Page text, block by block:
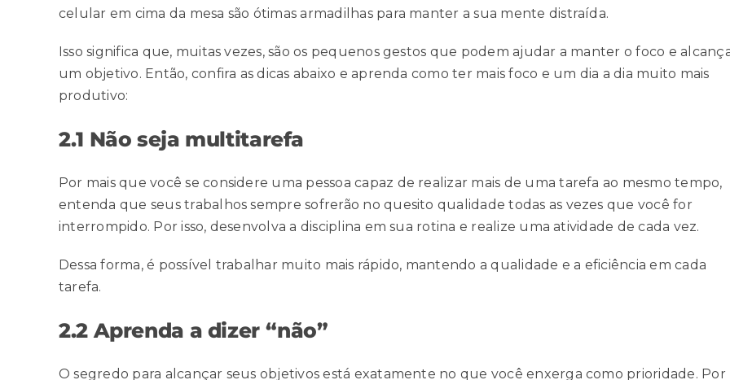
celular em cima da mesa são ótimas armadilhas para manter a sua mente distraída.
Isso significa que, muitas vezes, são os pequenos gestos que podem ajudar a manter o foco e
um objetivo. Então, confira as dicas abaixo e aprenda como ter mais foco e um dia a dia muito mais
produtivo:
2.1 Não seja multitarefa
Por mais que você se considere uma pessoa capaz de realizar mais de uma tarefa ao mesmo tempo,
entenda que seus trabalhos sempre sofrerão no quesito qualidade todas as vezes que você for
interrompido. Por isso, desenvolva a disciplina em sua rotina e realize uma atividade de cada vez.
Dessa forma, é possível trabalhar muito mais rápido, mantendo a qualidade e a eficiência em cada
tarefa.
2.2 Aprenda a dizer “não”
O segredo para alcançar seus objetivos está exatamente no que você enxerga como prioridade. Por